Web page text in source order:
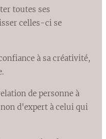
toutes ses
celles-ci se
à sa créativité,
de personne à
d'expert à celui qui